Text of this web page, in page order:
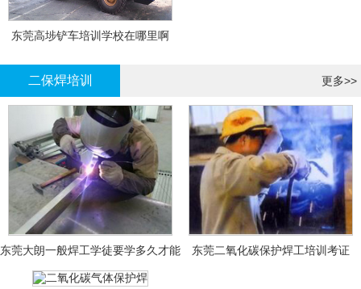
东莞高埗铲车培训学校在哪里啊
二保焊培训 更多>>
东莞大朗一般焊工学徒要学多久才能
拿证？
东莞二氧化碳保护焊工培训考证